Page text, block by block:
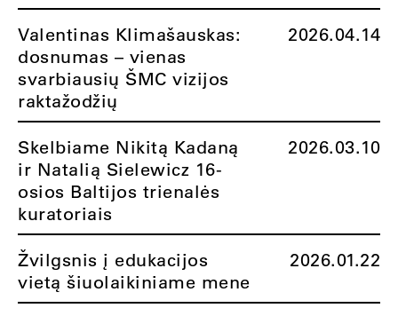
Valentinas Klimašauskas:
dosnumas – vienas
svarbiausių ŠMC vizijos
raktažodžių
2026.04.14
Skelbiame Nikitą Kadaną
ir Natalią Sielewicz 16-
osios Baltijos trienalės
kuratoriais
2026.03.10
Žvilgsnis į edukacijos
vietą šiuolaikiniame mene
2026.01.22